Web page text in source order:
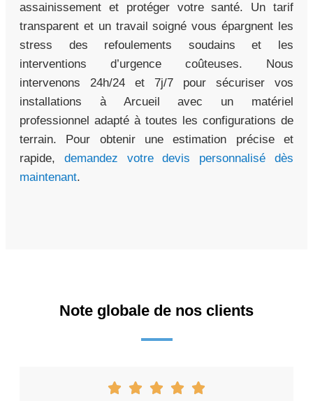
assainissement et protéger votre santé. Un tarif
transparent et un travail soigné vous épargnent les
stress des refoulements soudains et les
interventions d’urgence coûteuses. Nous
intervenons 24h/24 et 7j/7 pour sécuriser vos
installations à Arcueil avec un matériel
professionnel adapté à toutes les configurations de
terrain. Pour obtenir une estimation précise et
rapide, demandez votre devis personnalisé dès
maintenant.
Note globale de nos clients